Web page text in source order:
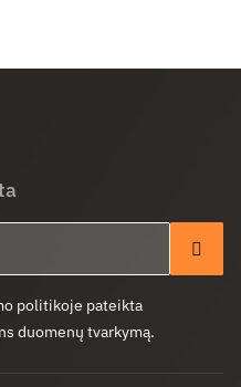
politikoje pateikta
duomenų tvarkymą.